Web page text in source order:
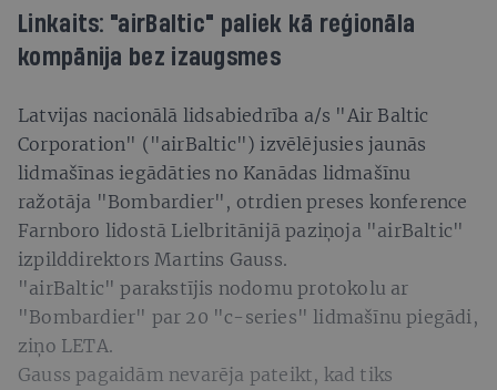
Linkaits: "airBaltic" paliek kā reģionāla
kompānija bez izaugsmes
Latvijas nacionālā lidsabiedrība a/s "Air Baltic
Corporation" ("airBaltic") izvēlējusies jaunās
lidmašīnas iegādāties no Kanādas lidmašīnu
ražotāja "Bombardier", otrdien preses konference
Farnboro lidostā Lielbritānijā paziņoja "airBaltic"
izpilddirektors Martins Gauss.
"airBaltic" parakstījis nodomu protokolu ar
"Bombardier" par 20 "c-series" lidmašīnu piegādi,
ziņo LETA.
Gauss pagaidām nevarēja pateikt, kad tiks